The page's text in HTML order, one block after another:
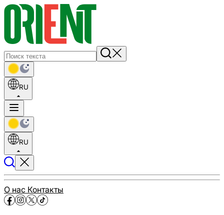
RU
RU
О нас Контакты